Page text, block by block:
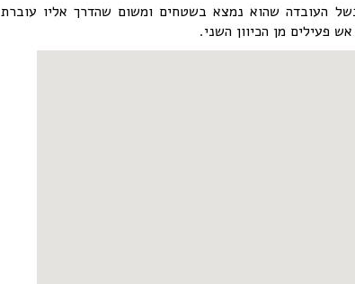
העובדה שהוא נמצא בשטחים ומשום שהדרך אליו עוברת
פעילים מן הכיוון השני.